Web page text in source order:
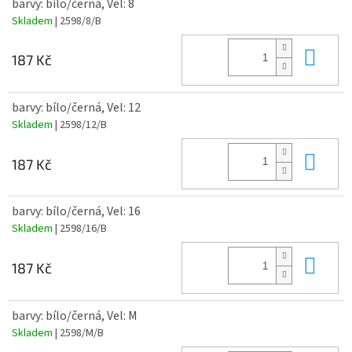
barvy: bílo/černá, Vel: 8
Skladem | 2598/8/B
187 Kč
barvy: bílo/černá, Vel: 12
Skladem | 2598/12/B
187 Kč
barvy: bílo/černá, Vel: 16
Skladem | 2598/16/B
187 Kč
barvy: bílo/černá, Vel: M
Skladem | 2598/M/B